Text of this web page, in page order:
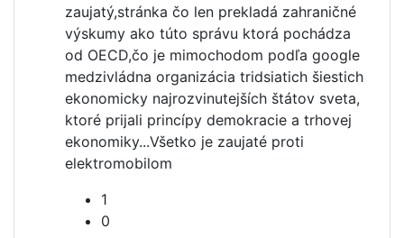
zaujatý,stránka čo len prekladá zahraničné
výskumy ako túto správu ktorá pochádza
od OECD,čo je mimochodom podľa google
medzivládna organizácia tridsiatich šiestich
ekonomicky najrozvinutejších štátov sveta,
ktoré prijali princípy demokracie a trhovej
ekonomiky...Všetko je zaujaté proti
elektromobilom
1
0